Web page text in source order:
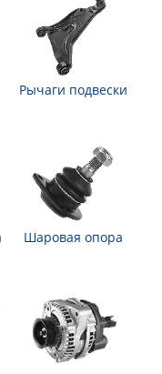
Рычаги подвески
Шаровая опора